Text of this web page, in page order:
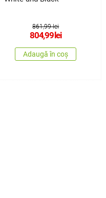
861,99 lei
804,99 lei
Adaugă în coș